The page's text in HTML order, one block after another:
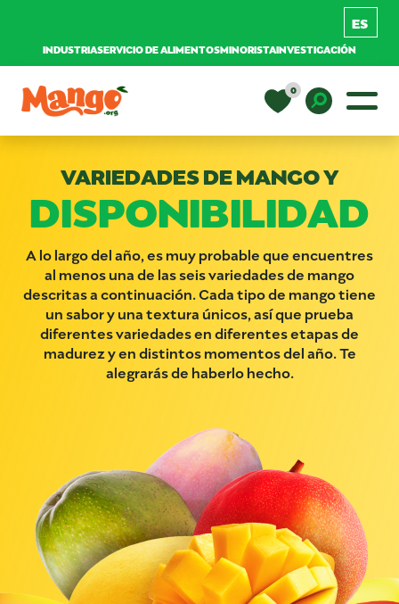
INDUSTRIASERVICIO DE ALIMENTOSMINORISTAINVESTIGACIÓN
Navegación principal
0
RECETAS
NUTRICIÓN
COMPRAR MANGOS
VARIEDADES DE MANGO Y
DISPONIBILIDAD
A lo largo del año, es muy probable que encuentres
al menos una de las seis variedades de mango
descritas a continuación. Cada tipo de mango tiene
un sabor y una textura únicos, así que prueba
diferentes variedades en diferentes etapas de
madurez y en distintos momentos del año. Te
alegrarás de haberlo hecho.